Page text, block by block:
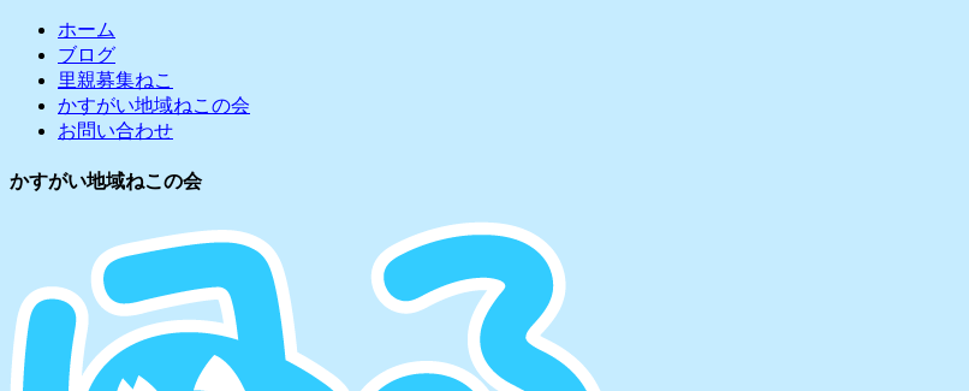
ホーム
ブログ
里親募集ねこ
かすがい地域ねこの会
お問い合わせ
かすがい地域ねこの会